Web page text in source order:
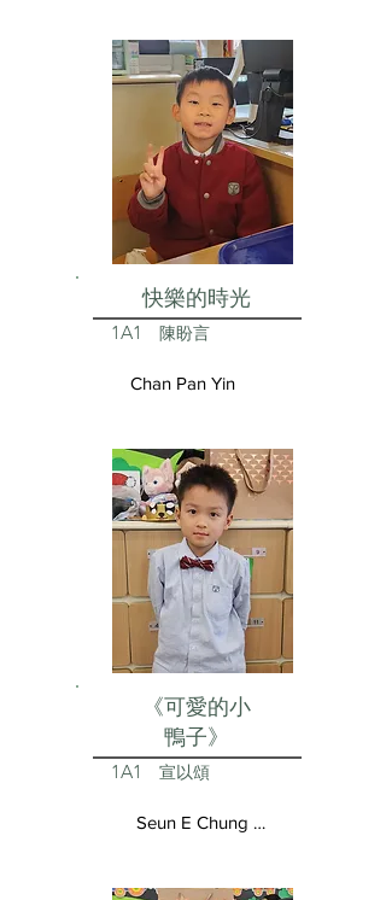
快樂的時光
1A1 陳盼言
Chan Pan Yin
《可愛的小
鴨子》
1A1 宣以頌
Seun E Chung Aston